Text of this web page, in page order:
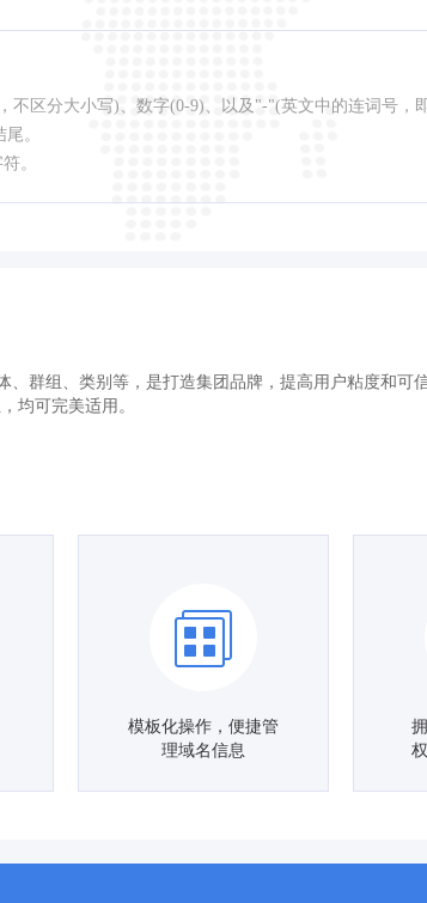
不区分大小写)、数字(0-9)、以及"-"(英文中的连词号，
。
。
、群组、类别等，是打造集团品牌，提高用户粘度和
均可完美适用。
模板化操作，便捷管
理域名信息